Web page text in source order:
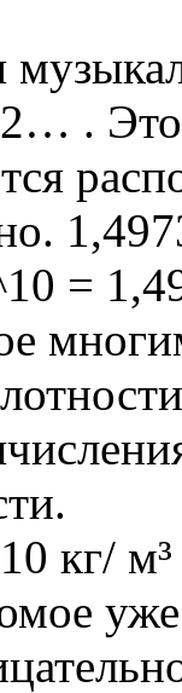
. Это
=
кг/